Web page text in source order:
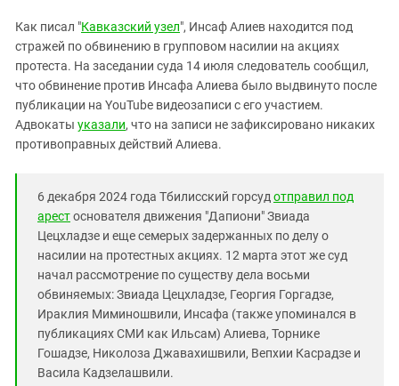
Ставропольский край
Чечня
Южная Осетия
Южный Кавказ
ЮФО
Как писал "Кавказский узел", Инсаф Алиев находится под
стражей по обвинению в групповом насилии на акциях
протеста. На заседании суда 14 июля следователь сообщил,
что обвинение против Инсафа Алиева было выдвинуто после
публикации на YouTube видеозаписи с его участием.
Адвокаты указали, что на записи не зафиксировано никаких
противоправных действий Алиева.
6 декабря 2024 года Тбилисский горсуд отправил под
арестоснователя движения "Дапиони" Звиада
Цецхладзе и еще семерых задержанных по делу о
насилии на протестных акциях. 12 марта этот же суд
начал рассмотрение по существу дела восьми
обвиняемых: Звиада Цецхладзе, Георгия Горгадзе,
Ираклия Миминошвили, Инсафа (также упоминался в
публикациях СМИ как Ильсам) Алиева, Торнике
Гошадзе, Николоза Джавахишвили, Вепхии Касрадзе и
Васила Кадзелашвили.